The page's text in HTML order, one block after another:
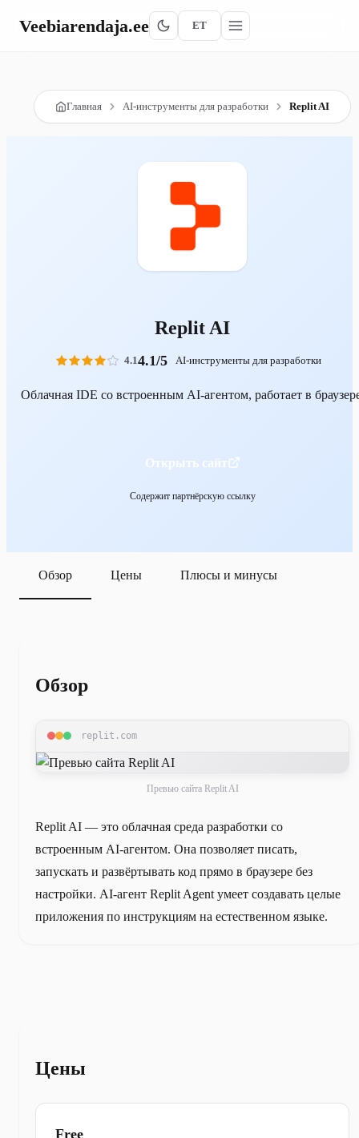
Veebiarendaja.ee ET
Главная AI-инструменты для разработки Replit AI
Replit AI
4.14.1/5 AI-инструменты для разработки
Облачная IDE со встроенным AI-агентом, работает в
Открыть сайт
Содержит партнёрскую ссылку
Обзор Цены Плюсы и минусы
Обзор
replit.com
Превью сайта Replit AI
Replit AI — это облачная среда разработки со
встроенным AI-агентом. Она позволяет писать,
запускать и развёртывать код прямо в браузере без
настройки. AI-агент Replit Agent умеет создавать целые
приложения по инструкциям на естественном языке.
Цены
Free